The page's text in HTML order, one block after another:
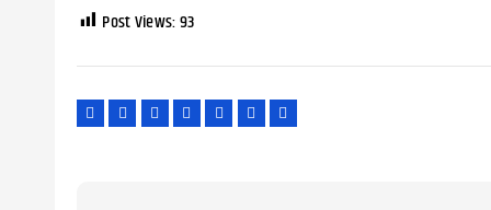
Post Views:93